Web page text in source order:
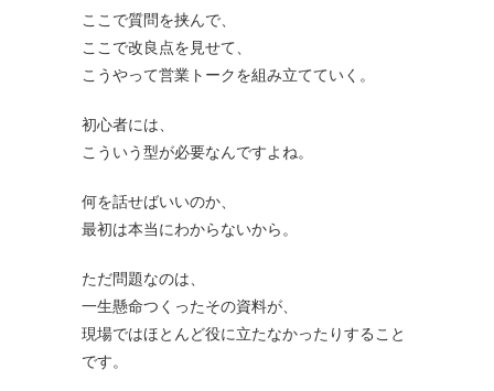
ここで質問を挟んで、
ここで改良点を見せて、
こうやって営業トークを組み立てていく。
初心者には、
こういう型が必要なんですよね。
何を話せばいいのか、
最初は本当にわからないから。
ただ問題なのは、
一生懸命つくったその資料が、
現場ではほとんど役に立たなかったりすること
です。